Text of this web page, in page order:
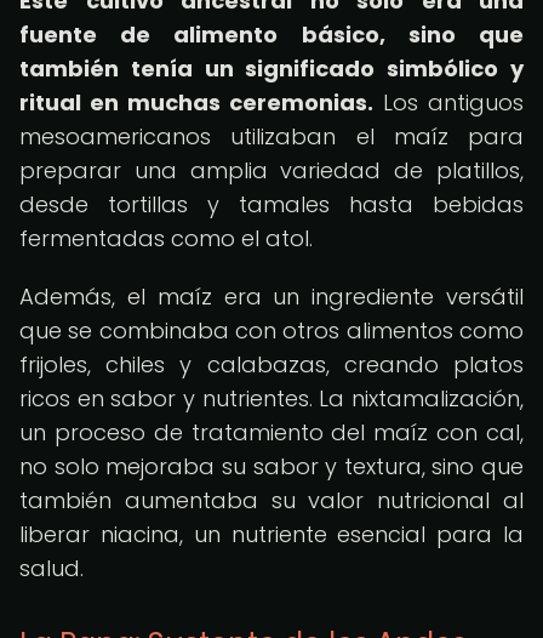
fuente de alimento básico, sino que
también tenía un significado simbólico y
ritual en muchas ceremonias. Los antiguos
mesoamericanos utilizaban el maíz para
preparar una amplia variedad de platillos,
desde tortillas y tamales hasta bebidas
fermentadas como el atol.
Además, el maíz era un ingrediente versátil
que se combinaba con otros alimentos como
frijoles, chiles y calabazas, creando platos
ricos en sabor y nutrientes. La nixtamalización,
un proceso de tratamiento del maíz con cal,
no solo mejoraba su sabor y textura, sino que
también aumentaba su valor nutricional al
liberar niacina, un nutriente esencial para la
salud.